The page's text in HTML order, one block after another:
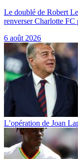
Le doublé de Robert
renverser Charlotte
6 août 2026
L’opération de Joan